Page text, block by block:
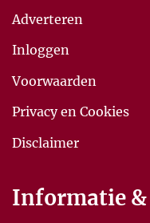
Adverteren
Inloggen
Voorwaarden
Privacy en Cookies
Disclaimer
Informatie &